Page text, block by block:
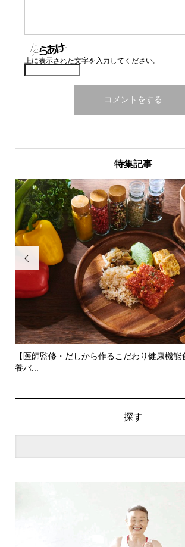
上に表示された文字を入力してください。
特集記事

【医師監修・だしから作るこだわり健康機
養バ...
探す